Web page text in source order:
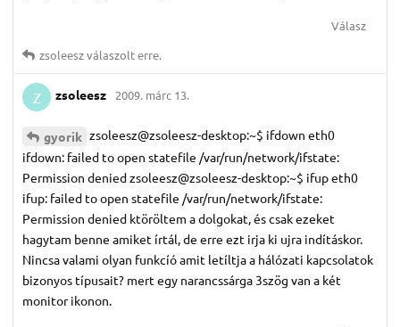
Válasz
zsoleeszválaszolt erre.
Z zsoleesz 2009. márc 13.
gyorik zsoleesz@zsoleesz-desktop:~$ ifdown eth0
ifdown: failed to open statefile /var/run/network/ifstate:
Permission denied zsoleesz@zsoleesz-desktop:~$ ifup eth0
ifup: failed to open statefile /var/run/network/ifstate:
Permission denied ktöröltem a dolgokat, és csak ezeket
hagytam benne amiket írtál, de erre ezt irja ki ujra indításkor.
Nincsa valami olyan funkcíó amit letíltja a hálózati kapcsolatok
bizonyos típusait? mert egy narancssárga 3szög van a két
monitor ikonon.